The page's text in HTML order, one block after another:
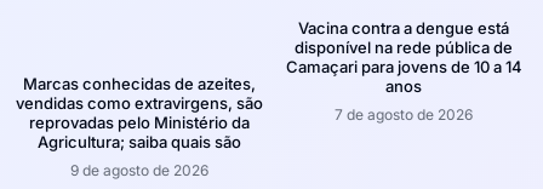
Marcas conhecidas de azeites,
vendidas como extravirgens, são
reprovadas pelo Ministério da
Agricultura; saiba quais são
9 de agosto de 2026
Vacina contra a dengue está
disponível na rede pública de
Camaçari para jovens de 10 a 14
anos
7 de agosto de 2026